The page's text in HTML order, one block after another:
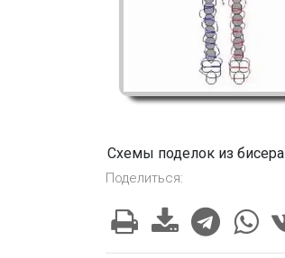
Схемы поделок из бисера
Поделиться: